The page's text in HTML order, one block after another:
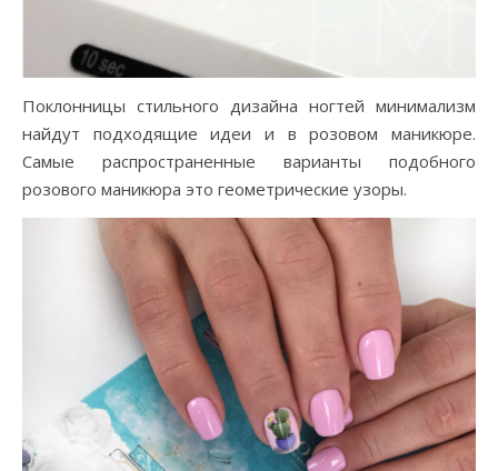
Поклонницы стильного дизайна ногтей минимализм
найдут подходящие идеи и в розовом маникюре.
Самые распространенные варианты подобного
розового маникюра это геометрические узоры.